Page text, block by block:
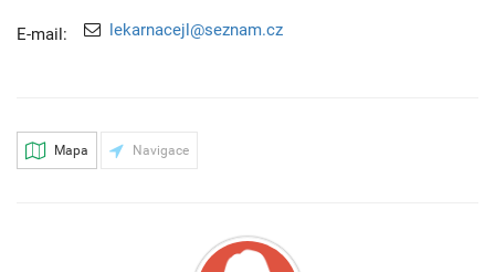
E-mail: lekarnacejl@seznam.cz
Mapa Navigace